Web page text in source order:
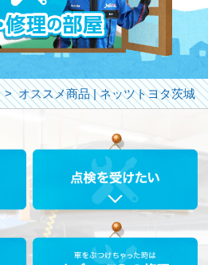
オススメ商品 | ネッツトヨタ茨城